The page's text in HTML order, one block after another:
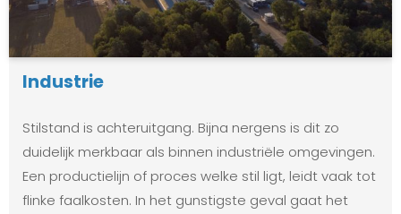
Industrie
Stilstand is achteruitgang. Bijna nergens is dit zo
duidelijk merkbaar als binnen industriële omgevingen.
Een productielijn of proces welke stil ligt, leidt vaak tot
flinke faalkosten. In het gunstigste geval gaat het